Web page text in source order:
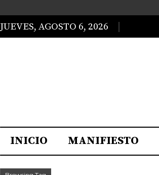
JUEVES, AGOSTO 6, 2026
INICIO MANIFIESTO